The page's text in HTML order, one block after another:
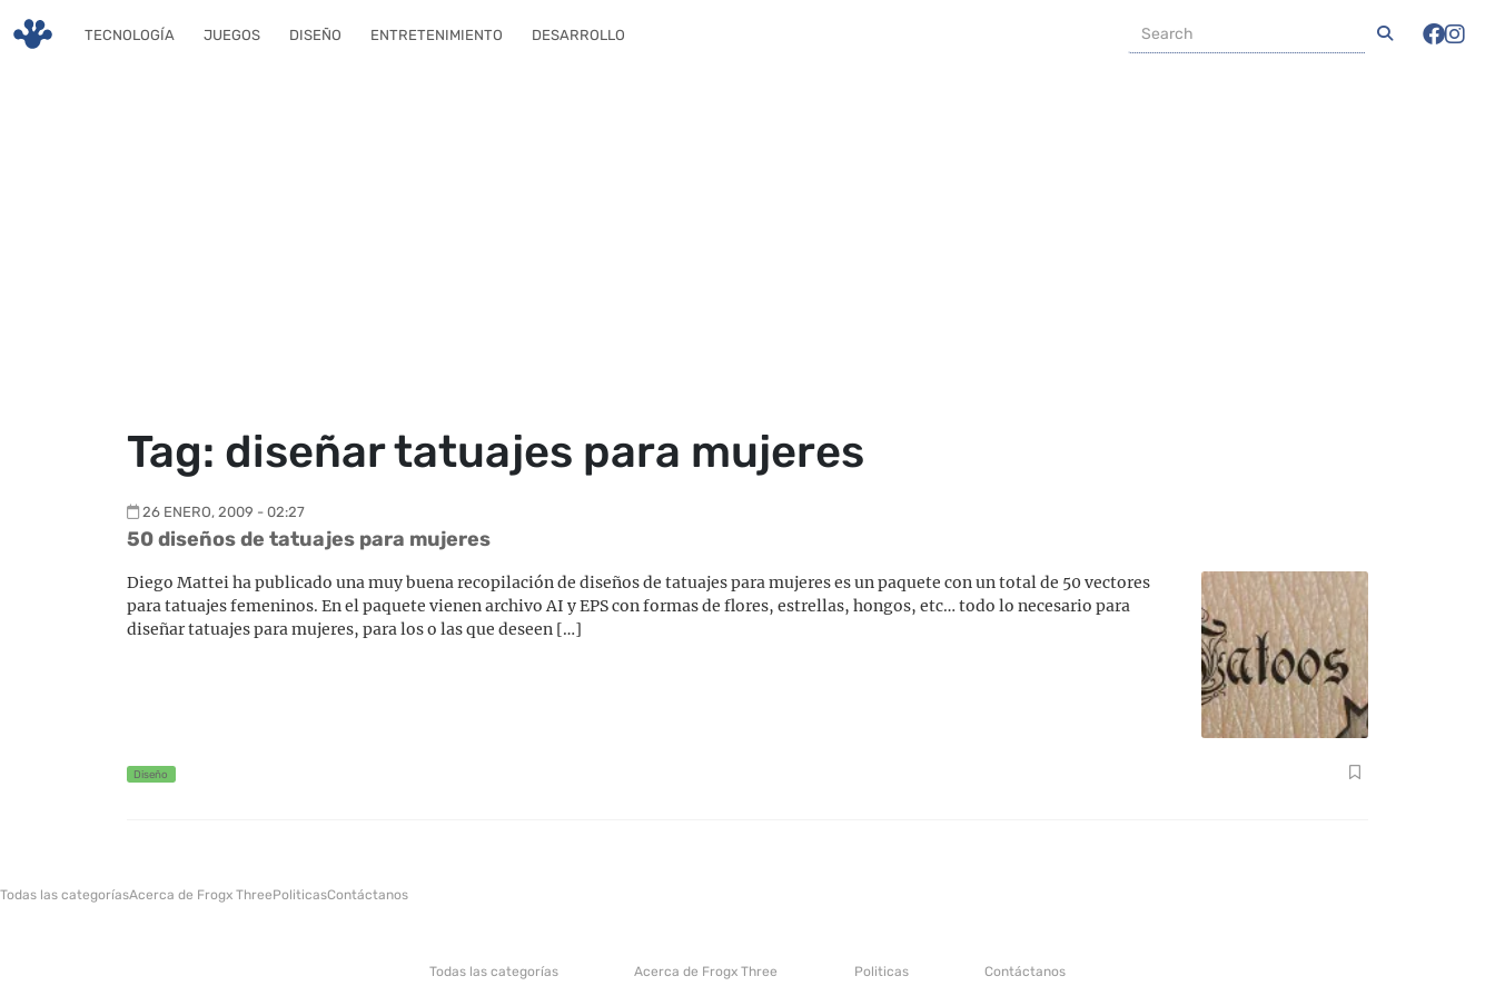
TECNOLOGÍA JUEGOS DISEÑO ENTRETENIMIENTO DESARROLLO
Tag: diseñar tatuajes para mujeres
26 ENERO, 2009 - 02:27
50 diseños de tatuajes para mujeres
Diego Mattei ha publicado una muy buena recopilación de diseños de tatuajes para mujeres es un paquete con un total de 50 vectores
para tatuajes femeninos. En el paquete vienen archivo AI y EPS con formas de flores, estrellas, hongos, etc… todo lo necesario para
diseñar tatuajes para mujeres, para los o las que deseen […]
Diseño
Todas las categoríasAcerca de Frogx ThreePoliticasContáctanos
Todas las categorías Acerca de Frogx Three Politicas Contáctanos